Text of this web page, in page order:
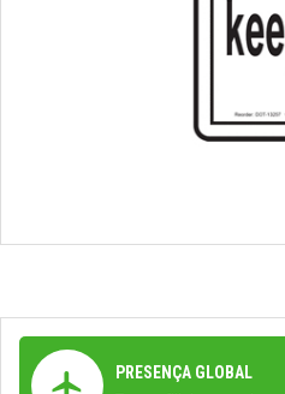
PRESENÇA GLOBAL